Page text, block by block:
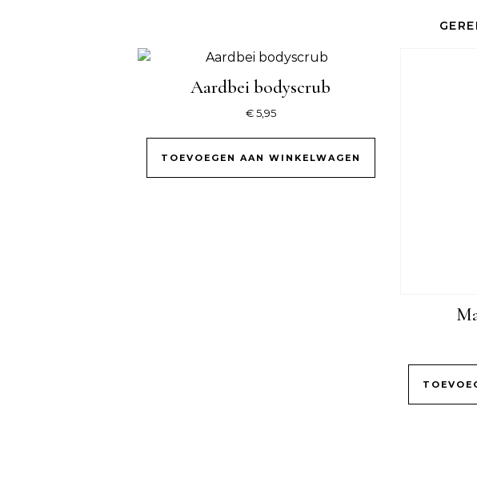
Aardbei bodyscrub
€5,95
TOEVOEGEN AAN WINKELWAGEN